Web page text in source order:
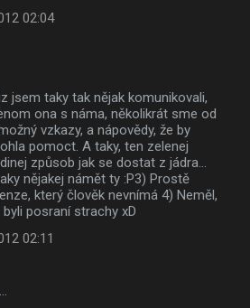
02:04
jsem taky tak nějak komunikovali,
ona s náma, několikrát sme od
vzkazy, a nápovědy, že by
pomoct. A taky, ten zelenej
způsob jak se dostat z jádra...
nějakej námět ty :P3) Prostě
který člověk nevnímá 4) Neměl,
posraní strachy xD
02:11